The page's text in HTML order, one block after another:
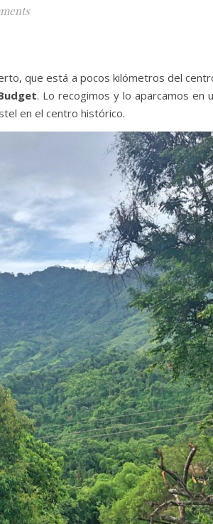
que está a pocos kilómetros del
. Lo recogimos y lo aparcamos en
en el centro histórico.